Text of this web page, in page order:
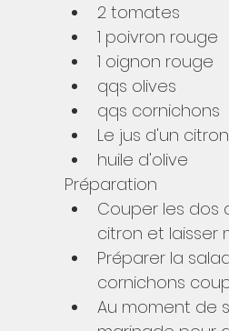
2 tomates
1 poivron rouge
1 oignon rouge
qqs olives
qqs cornichons
Le jus d'un
huile d'olive
Préparation
Couper les dos
citron et laisser
Préparer la
cornichons
Au moment de